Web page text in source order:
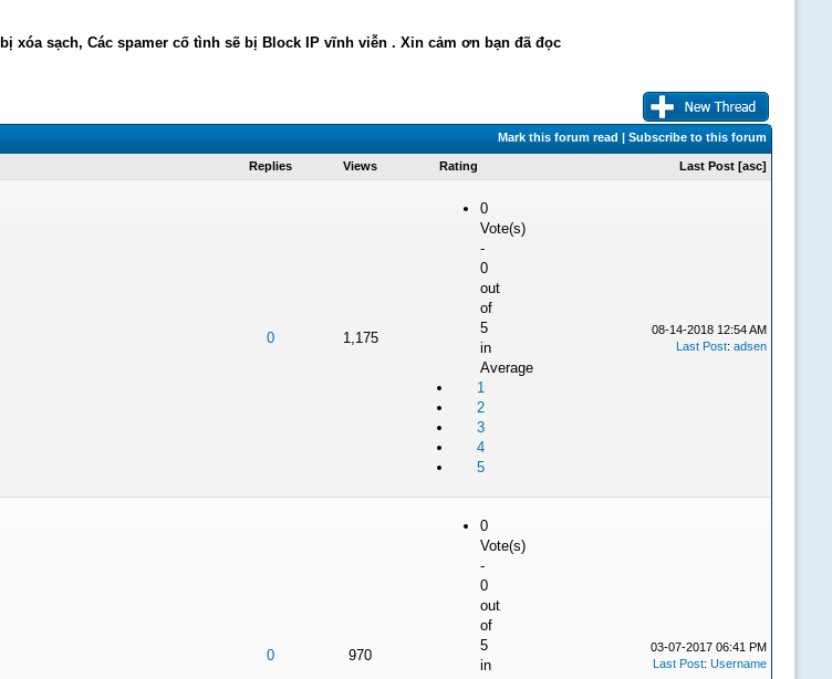
xóa sạch, Các spamer cố tình sẽ bị Block IP vĩnh viễn . Xin cảm ơn bạn đã đọc
Mark this forum read | Subscribe to this forum
Replies Views Rating Last Post [asc]
0 1,175
0
Vote(s)
-
0
out
of
5
in
Average
1
2
3
4
5
08-14-2018 12:54 AM
Last Post: adsen
0 970
0
Vote(s)
-
0
out
of
5
in
03-07-2017 06:41 PM
Last Post: Username